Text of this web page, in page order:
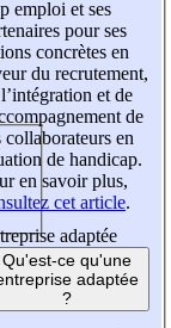
emploi et ses
pour ses
concrètes en
du recrutement,
et de
de
collaborateurs en
de handicap.
en savoir plus,
cet article.
adaptée
Qu'est-ce qu'une
adaptée
?